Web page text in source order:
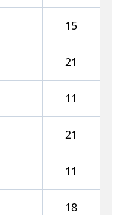
15
21
11
21
11
18